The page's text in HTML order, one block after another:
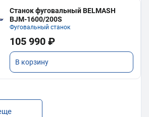
Станок фуговальный BELMASH
BJM-1600/200S
Фуговальный станок
105 990 ₽
В корзину